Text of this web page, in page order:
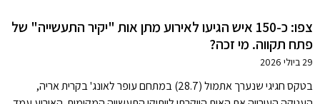
צפו: כ-150 איש הגיעו לאירוע מתן אות "יקיר התעשייה" של
פתח תקווה. מי זכה?
29 ביולי 2026
בטקס חגיגי שנערך אתמול (28.7) במתחם עופר לאונג' בקרית אריה,